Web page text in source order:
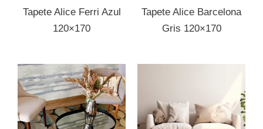
Tapete Alice Ferri Azul
120×170
Tapete Alice Barcelona
Gris 120×170